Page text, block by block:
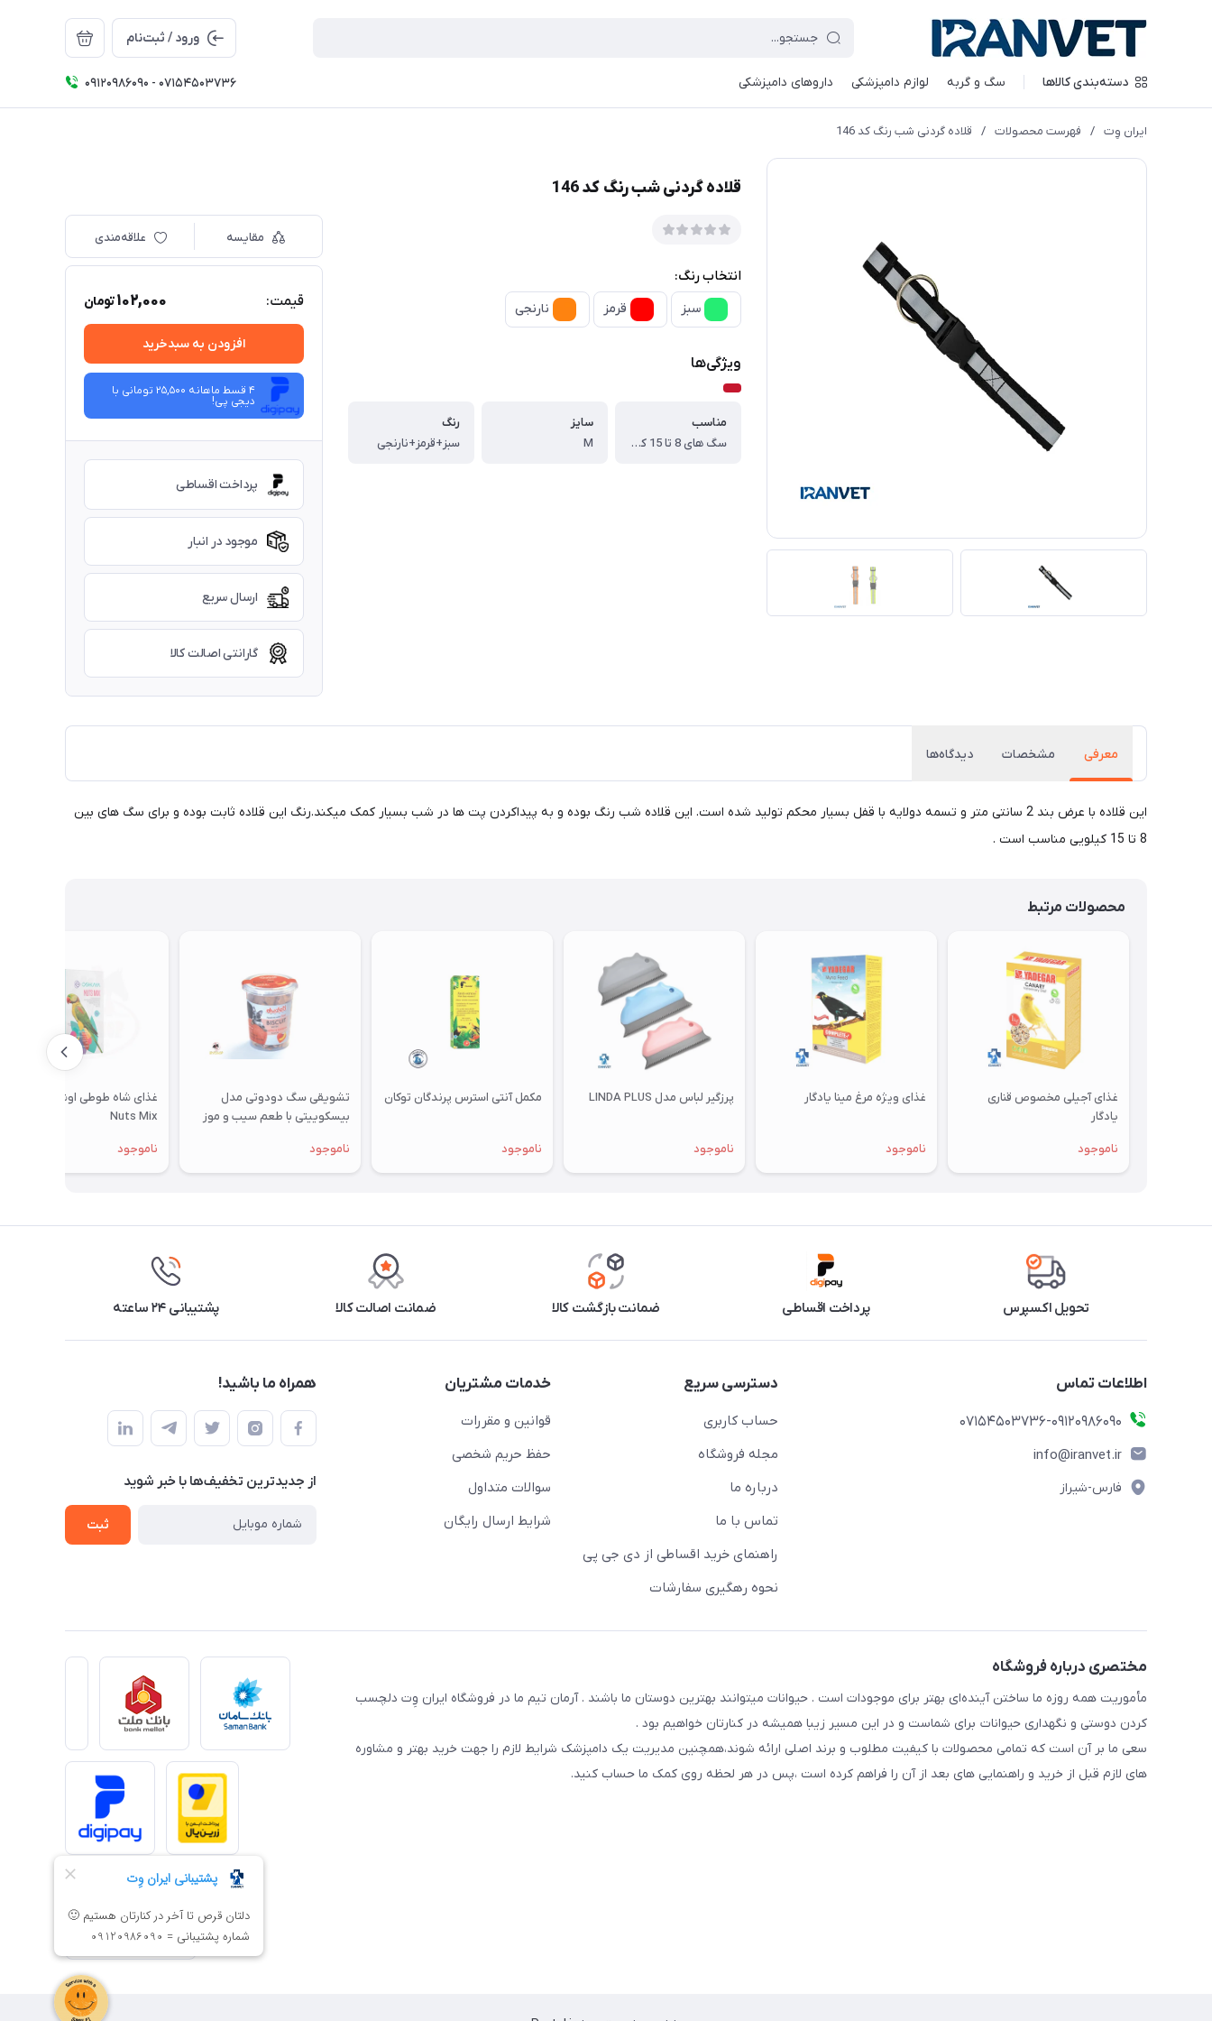
ورود / ثبت‌نام
دسته‌بندی کالاها سگ و گربه لوازم دامپزشکی داروهای دامپزشکی 09120986090 - 07154503736
ایران وِت / فهرست محصولات / قلاده گردنی شب رنگ کد 146
قلاده گردنی شب رنگ کد 146
انتخاب رنگ:
سبز قرمز نارنجی
ویژگی‌ها
مناسب
سگ های 8 تا 15 کیلویی
سایز
M
رنگ
سبز+قرمز+نارنجی
مقایسه علاقه‌مندی
قیمت: 102,000تومان
افزودن به سبدخرید
4 قسط ماهانه 25,500 تومانی با
دیجی ‌پی!
پرداخت اقساطی
موجود در انبار
ارسال سریع
گارانتی اصالت کالا
معرفی مشخصات دیدگاه‌ها
این قلاده با عرض بند 2 سانتی متر و تسمه دولایه با قفل بسیار محکم تولید شده است. این قلاده شب رنگ بوده و به پیداکردن پت ها در شب بسیار کمک میکند.رنگ این قلاده ثابت بوده و برای سگ های بین
8 تا 15 کیلویی مناسب است .
محصولات مرتبط
غذای آجیلی مخصوص قناری
یادگار
ناموجود
غذای ویژه مرغ مینا یادگار
ناموجود
پرزگیر لباس مدل LINDA PLUS
ناموجود
مکمل آنتی استرس پرندگان توکان
ناموجود
تشویقی سگ دودوتی مدل
بیسکوییتی با طعم سیب و موز
ناموجود
غذای شاه طوطی اوشکایا مدل
Nuts Mix
ناموجود
تحویل اکسپرس پرداخت اقساطی ضمانت بازگشت کالا ضمانت اصالت کالا پشتیبانی ۲۴ ساعته
اطلاعات تماس
07154503736-09120986090
info@iranvet.ir
فارس-شیراز
دسترسی سریع
حساب کاربری
مجله فروشگاه
درباره ما
تماس با ما
راهنمای خرید اقساطی از دی جی پی
نحوه رهگیری سفارشات
خدمات مشتریان
قوانین و مقررات
حفظ حریم شخصی
سوالات متداول
شرایط ارسال رایگان
همراه ما باشید!
از جدید‌ترین تخفیف‌ها با‌ خبر شوید
ثبت
مختصری درباره فروشگاه
مأموریت همه روزه ما ساختن آینده‌ای بهتر برای موجودات است . حیوانات میتوانند بهترین دوستان ما باشند . آرمان تیم ما در فروشگاه ایران وِت دلچسب
کردن دوستی و نگهداری حیوانات برای شماست و در این مسیر زیبا همیشه در کنارتان خواهیم بود .
سعی ما بر آن است که تمامی محصولات با کیفیت مطلوب و برند اصلی ارائه شوند،همچنین مدیریت یک دامپزشک شرایط لازم را جهت خرید بهتر و مشاوره
های لازم قبل از خرید و راهنمایی های بعد از آن را فراهم کرده است ،پس در هر لحظه روی کمک ما حساب کنید.